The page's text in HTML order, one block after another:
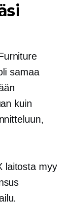
samaa
kuin
laitosta myy